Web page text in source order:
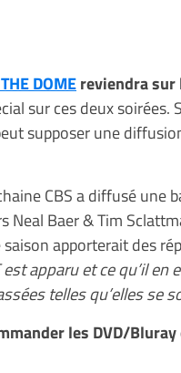
DOMEreviendra sur
sur ces deux soirées.
supposer une
CBS a diffusé une
Neal Baer & Tim
apporterait des
apparu et ce qu’il en
telles qu’elles se
les DVD/